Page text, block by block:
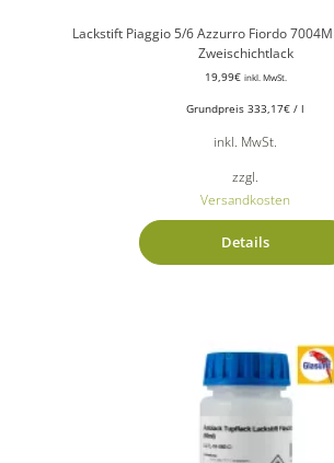
Lackstift Piaggio 5/6 Azzurro Fiordo
Zweischichtlack
19,99€ inkl. MwSt.
Grundpreis 333,17€ / l
inkl. MwSt.
zzgl.
Versandkosten
Details